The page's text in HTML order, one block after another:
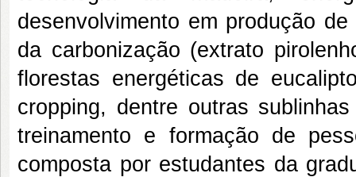
desenvolvimento em produção
da carbonização (extrato
florestas energéticas de
cropping, dentre outras
treinamento e formação de
composta por estudantes da